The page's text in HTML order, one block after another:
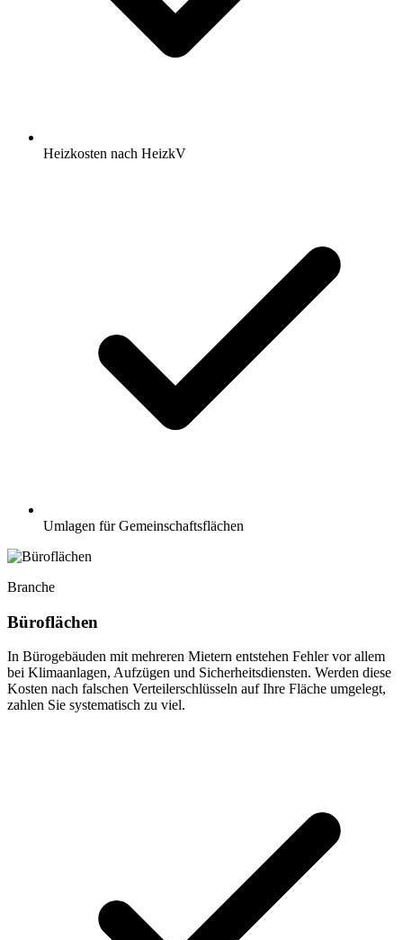
Heizkosten nach HeizkV
Umlagen für Gemeinschaftsflächen
Branche
Büroflächen
In Bürogebäuden mit mehreren Mietern entstehen Fehler vor allem
bei Klimaanlagen, Aufzügen und Sicherheitsdiensten. Werden diese
Kosten nach falschen Verteilerschlüsseln auf Ihre Fläche umgelegt,
zahlen Sie systematisch zu viel.